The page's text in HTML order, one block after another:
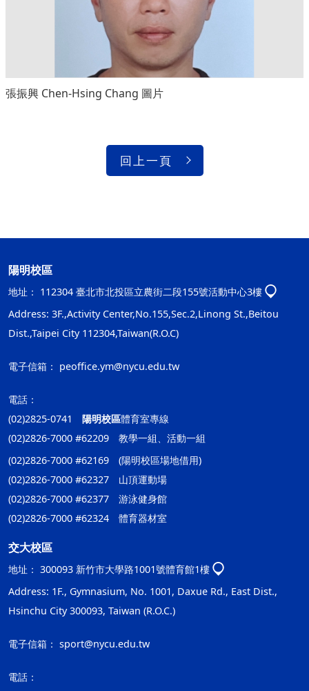
張振興 Chen-Hsing Chang 圖片
回上一頁
陽明校區
地址： 112304 臺北市北投區立農街二段155號活動中心3樓
Address: 3F.,Activity Center,No.155,Sec.2,Linong St.,Beitou
Dist.,Taipei City 112304,Taiwan(R.O.C)
電子信箱： peoffice.ym@nycu.edu.tw
電話：
(02)2825-0741 陽明校區體育室專線
(02)2826-7000 #62209 教學一組、活動一組
(02)2826-7000 #62169 (陽明校區場地借用)
(02)2826-7000 #62327 山頂運動場
(02)2826-7000 #62377 游泳健身館
(02)2826-7000 #62324 體育器材室
交大校區
地址： 300093 新竹市大學路1001號體育館1樓
Address: 1F., Gymnasium, No. 1001, Daxue Rd., East Dist.,
Hsinchu City 300093, Taiwan (R.O.C.)
電子信箱： sport@nycu.edu.tw
電話：